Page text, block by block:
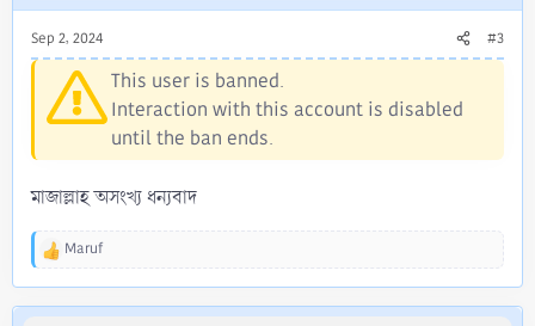
:
Sep 2, 2024 #3
This user is banned.
Interaction with this account is disabled
until the ban ends.
মাজাল্লাহ অসংখ্য ধন্যবাদ
R
a
Maruf